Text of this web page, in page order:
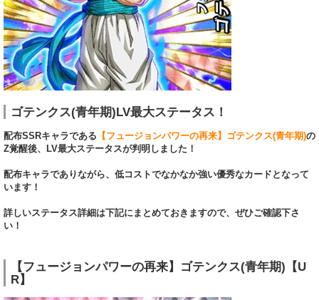
ゴテンクス(青年期)LV最大ステータス！
配布SSRキャラである 【フュージョンパワーの再来】ゴテンクス(青年期)の
Z覚醒後、LV最大ステータスが判明しました！
配布キャラでありながら、低コストでなかなか強い優秀なカードとなって
います！
詳しいステータス詳細は下記にまとめておきますので、ぜひご確認下さ
い！
【フュージョンパワーの再来】ゴテンクス(青年期)【U
R】